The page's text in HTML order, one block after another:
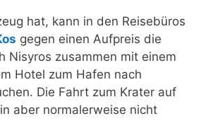
hat, kann in den Reisebüros
gegen einen Aufpreis die
Nisyros zusammen mit einem
Hotel zum Hafen nach
Die Fahrt zum Krater auf
aber normalerweise nicht